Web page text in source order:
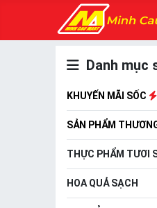
Danh mục
KHUYẾN MÃI SỐC
SẢN PHẨM
THỰC PHẨM TƯƠI
HOA QUẢ SẠCH